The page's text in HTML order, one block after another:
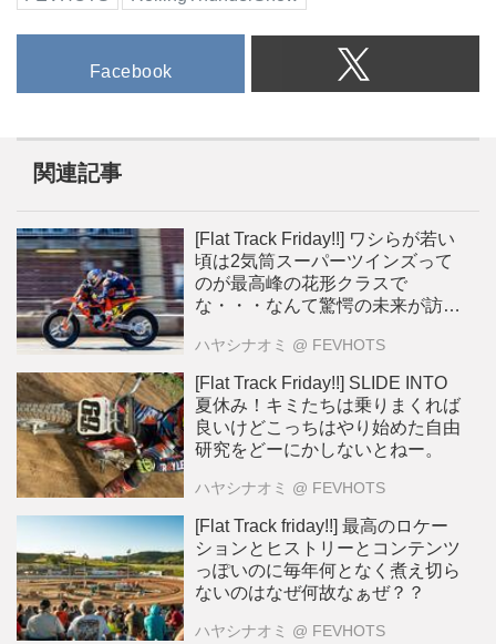
Facebook
関連記事
[Flat Track Friday!!] ワシらが若い
頃は2気筒スーパーツインズって
のが最高峰の花形クラスで
な・・・なんて驚愕の未来が訪れ
ハヤシナオミ @ FEVHOTS
[Flat Track Friday!!] SLIDE INTO
夏休み！キミたちは乗りまくれば
良いけどこっちはやり始めた自由
研究をどーにかしないとねー。
ハヤシナオミ @ FEVHOTS
[Flat Track friday!!] 最高のロケー
ションとヒストリーとコンテンツ
っぽいのに毎年何となく煮え切ら
ないのはなぜ何故なぁぜ？？
ハヤシナオミ @ FEVHOTS